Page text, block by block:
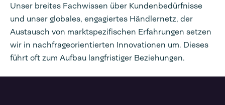
Unser breites Fachwissen über Kundenbedürfnisse
und unser globales, engagiertes Händlernetz, der
Austausch von marktspezifischen Erfahrungen setzen
wir in nachfrageorientierten Innovationen um. Dieses
führt oft zum Aufbau langfristiger Beziehungen.